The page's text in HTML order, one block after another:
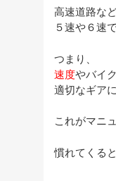
高速道路な
５速や６速
つまり、
速度やバイ
適切なギア
これがマニ
慣れてくる